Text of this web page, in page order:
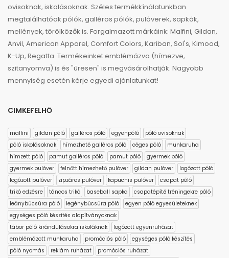
ovisoknak, iskolásoknak. Széles termékkínálatunkban
megtalálhatóak pólók, galléros pólók, pulóverek, sapkák,
mellények, törölközők is. Forgalmazott márkáink: Malfini, Gildan,
Anvil, American Apparel, Comfort Colors, Kariban, Sol's, Kimood,
K-Up, Regatta. Termékeinket emblémázva (hímezve,
szitanyomva) is és "üresen" is megvásárolhatják. Nagyobb
mennyiség esetén kérje egyedi ajánlatunkat!
CIMKEFELHŐ
malfini gildan póló galléros póló egyenpóló
póló ovisoknak
póló iskolásoknak
hímezhető galléros póló céges póló
munkaruha
hímzett póló
pamut galléros póló pamut póló
gyermek póló
gyermek pulóver
felnőtt hímezhető pulóver gildan pulóver
logózott póló
logózott pulóver
zipzáros pulóver kapucnis pulóver
csapat póló
trikó edzésre
táncos trikó baseball sapka
csapatépítő tréningekre póló
leánybúcsúra póló
legénybúcsúra póló
egyen póló egyesületeknek
egységes póló készítés alapítványoknak
tábor póló kirándulásokra iskoláknak
logózott egyenruházat
emblémázott munkaruha
promóciós póló
egységes póló készítés
póló nyomás
reklám ruházat promóciós ruházat